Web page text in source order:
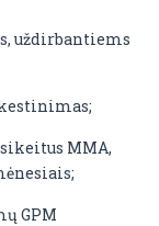
uždirbantiems
MMA,
GPM